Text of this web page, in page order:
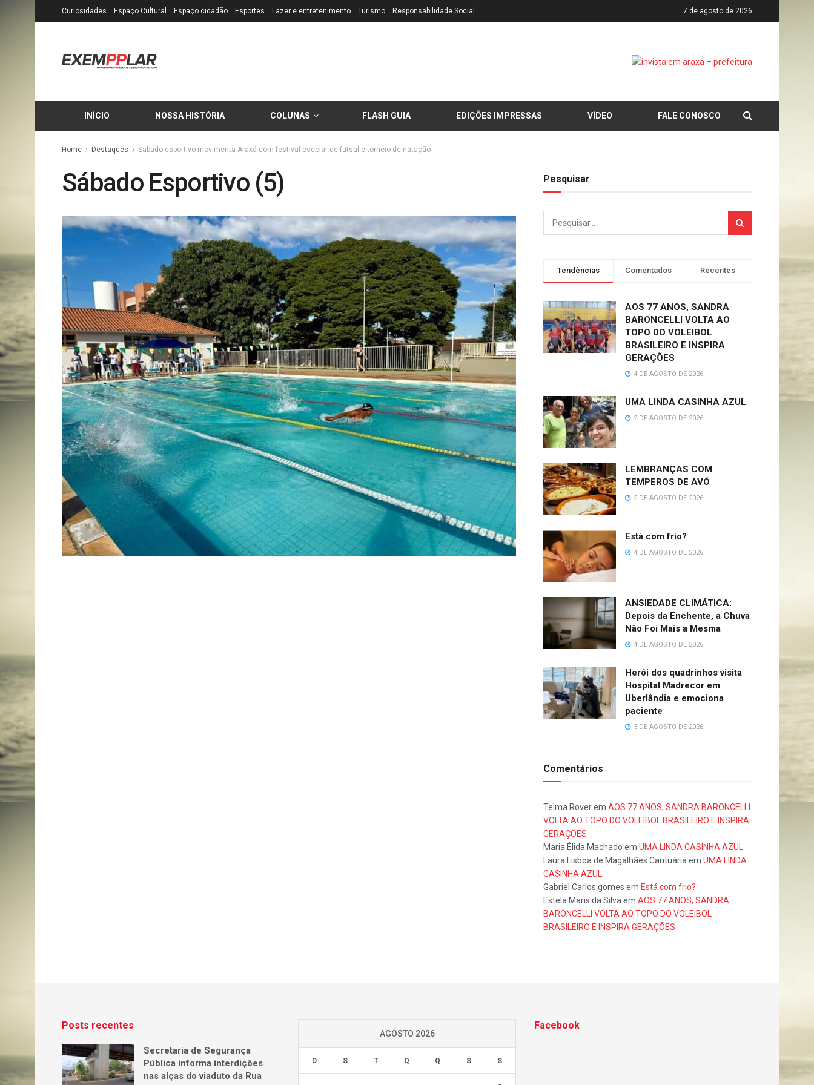
Curiosidades Espaço Cultural Espaço cidadão Esportes Lazer e entretenimento Turismo Responsabilidade Social 7 de agosto de 2026
INÍCIO NOSSA HISTÓRIA COLUNAS FLASH GUIA EDIÇÕES IMPRESSAS VÍDEO FALE CONOSCO
Home Destaques Sábado esportivo movimenta Araxá com festival escolar de futsal e torneio de natação
Sábado Esportivo (5) Pesquisar
Tendências Comentados Recentes
AOS 77 ANOS, SANDRA
BARONCELLI VOLTA AO
TOPO DO VOLEIBOL
BRASILEIRO E INSPIRA
GERAÇÕES
4 DE AGOSTO DE 2026
UMA LINDA CASINHA AZUL
2 DE AGOSTO DE 2026
LEMBRANÇAS COM
TEMPEROS DE AVÓ
2 DE AGOSTO DE 2026
Está com frio?
4 DE AGOSTO DE 2026
ANSIEDADE CLIMÁTICA:
Depois da Enchente, a Chuva
Não Foi Mais a Mesma
4 DE AGOSTO DE 2026
Herói dos quadrinhos visita
Hospital Madrecor em
Uberlândia e emociona
paciente
3 DE AGOSTO DE 2026
Comentários
Telma Roverem AOS 77 ANOS, SANDRA BARONCELLI
VOLTA AO TOPO DO VOLEIBOL BRASILEIRO E INSPIRA
GERAÇÕES
Maria Élida Machado em UMA LINDA CASINHA AZUL
Laura Lisboa de Magalhães Cantuáriaem UMA LINDA
CASINHA AZUL
Gabriel Carlos gomes em Está com frio?
Estela Maris da Silvaem AOS 77 ANOS, SANDRA
BARONCELLI VOLTA AO TOPO DO VOLEIBOL
BRASILEIRO E INSPIRA GERAÇÕES
Posts recentes
Secretaria de Segurança
Pública informa interdições
nas alças do viaduto da Rua
AGOSTO 2026
D S T Q Q S S
Facebook